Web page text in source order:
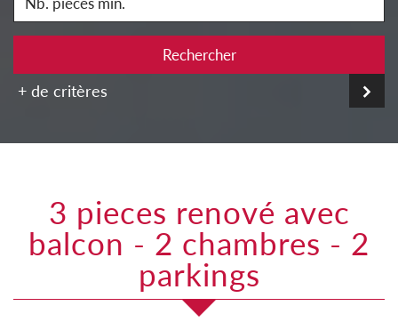
Rechercher
+ de critères
3 pieces renové avec
balcon - 2 chambres - 2
parkings